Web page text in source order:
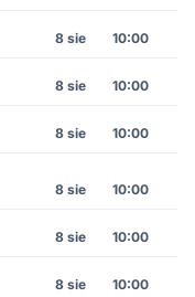
8 sie 10:00
8 sie 10:00
8 sie 10:00
8 sie 10:00
8 sie 10:00
8 sie 10:00